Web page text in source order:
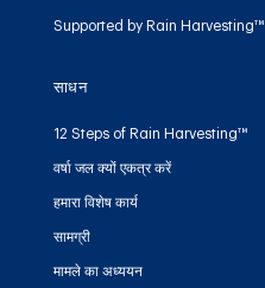
Supported by Rain Harvesting™
साधन
12 Steps of Rain Harvesting™
वर्षा जल क्यों एकत्र करें
हमारा विशेष कार्य
सामग्री
मामले का अध्ययन